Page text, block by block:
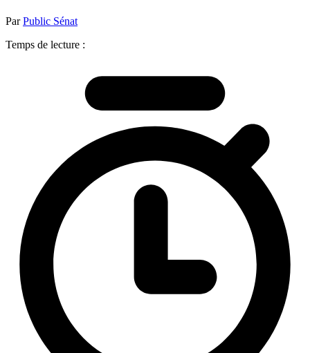
ParPublic Sénat
Temps de lecture :